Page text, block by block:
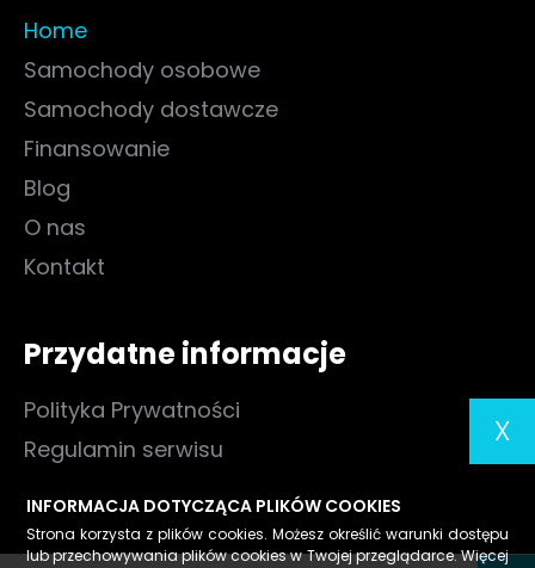
Home
Samochody osobowe
Samochody dostawcze
Finansowanie
Blog
O nas
Kontakt
Przydatne informacje
Polityka Prywatności
Regulamin serwisu
X
INFORMACJA DOTYCZĄCA PLIKÓW COOKIES
Strona korzysta z plików cookies. Możesz określić warunki dostępu
lub przechowywania plików cookies w Twojej przeglądarce. Więcej